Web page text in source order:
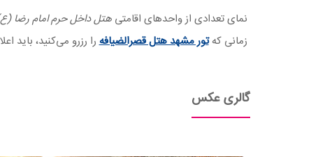
نمای تعدادی از واحدهای اقامتیهتل داخل حرم امام رضا
زمانی که تور مشهد هتل قصرالضیافهرا رزرو می‌کنید، باید
گالری عکس